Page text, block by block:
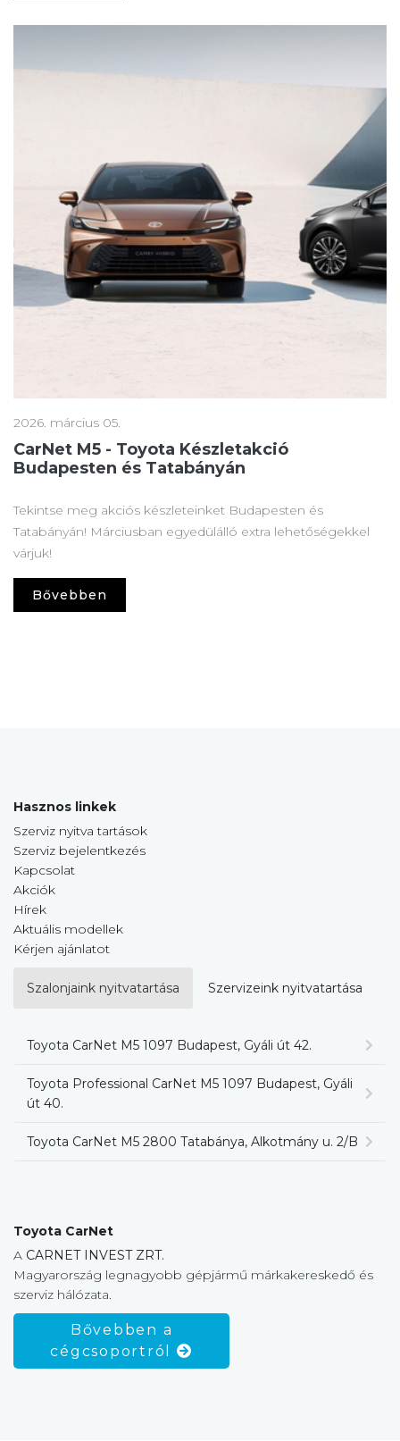
2026. március 05.
CarNet M5 - Toyota Készletakció
Budapesten és Tatabányán
Tekintse meg akciós készleteinket Budapesten és
Tatabányán! Márciusban egyedülálló extra lehetőségekkel
várjuk!
Bővebben
Hasznos linkek
Szerviz nyitva tartások
Szerviz bejelentkezés
Kapcsolat
Akciók
Hírek
Aktuális modellek
Kérjen ajánlatot
Szalonjaink nyitvatartása Szervizeink nyitvatartása
Toyota CarNet M5 1097 Budapest, Gyáli út 42.
Toyota Professional CarNet M5 1097 Budapest, Gyáli
út 40.
Toyota CarNet M5 2800 Tatabánya, Alkotmány u. 2/B
Toyota CarNet
A CARNET INVEST ZRT.
Magyarország legnagyobb gépjármű márkakereskedő és
szerviz hálózata.
Bővebben a
cégcsoportról